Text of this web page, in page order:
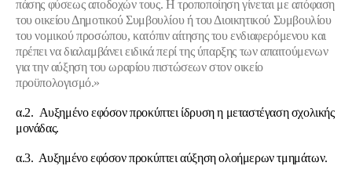
πάσης φύσεως αποδοχών τους. Η τροποποίηση γίνεται με απόφαση
του οικείου Δημοτικού Συμβουλίου ή του Διοικητικού Συμβουλίου
του νομικού προσώπου, κατόπιν αίτησης του ενδιαφερόμενου και
πρέπει να διαλαμβάνει ειδικά περί της ύπαρξης των απαιτούμενων
για την αύξηση του ωραρίου πιστώσεων στον οικείο
προϋπολογισμό.»
α.2. Αυξημένο εφόσον προκύπτει ίδρυση η μεταστέγαση σχολικής
μονάδας.
α.3. Αυξημένο εφόσον προκύπτει αύξηση ολοήμερων τμημάτων.